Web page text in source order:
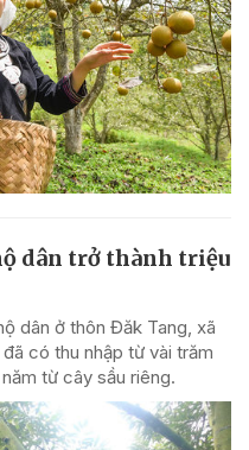
dân trở thành triệu
dân ở thôn Đăk Tang, xã
có thu nhập từ vài trăm
từ cây sầu riêng.